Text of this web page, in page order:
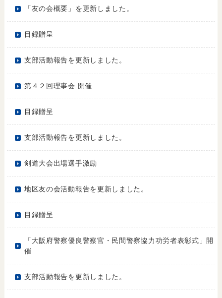
「友の会概要」を更新しました。
目録贈呈
支部活動報告を更新しました。
第４２回理事会 開催
目録贈呈
支部活動報告を更新しました。
剣道大会出場選手激励
地区友の会活動報告を更新しました。
目録贈呈
「大阪府警察優良警察官・民間警察協力功労者表彰式」開
催
支部活動報告を更新しました。